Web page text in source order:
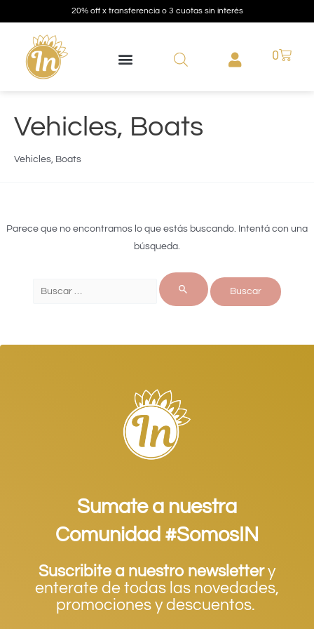
20% off x transferencia o 3 cuotas sin interés
0
Vehicles, Boats
Vehicles, Boats
Parece que no encontramos lo que estás buscando. Intentá con una
búsqueda.
Sumate a nuestra
Comunidad #SomosIN
Suscribite a nuestro newslettery
enterate de todas las novedades,
promociones y descuentos.